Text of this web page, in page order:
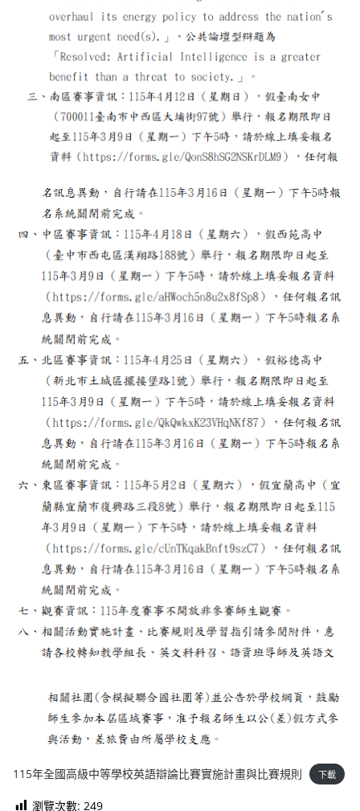
115年全國高級中等學校英語辯論比賽實施計畫與比賽規則 下載
瀏覽次數: 249